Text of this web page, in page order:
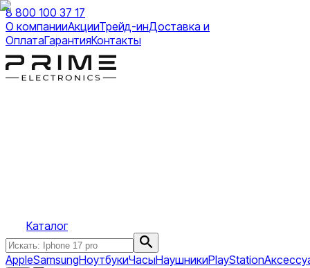
8 800 100 37 17
О компанииАкцииТрейд-инДоставка и
ОплатаГарантияКонтакты
Каталог
AppleSamsungНоутбукиЧасыНаушникиPlayStation